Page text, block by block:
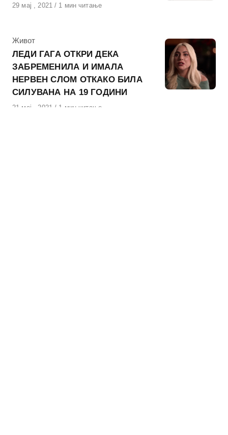
Објавено
29 мај , 2021 1 мин читање
КАтегорија
Живот
ЛЕДИ ГАГА ОТКРИ ДЕКА
ЗАБРЕМЕНИЛА И ИМАЛА
НЕРВЕН СЛОМ ОТКАКО БИЛА
СИЛУВАНА НА 19 ГОДИНИ
Објавено
21 мај , 2021 1 мин читање